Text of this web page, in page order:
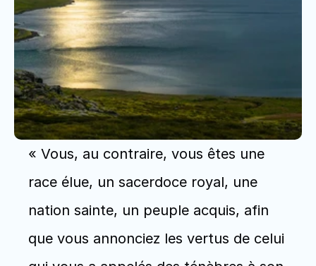
« Vous, au contraire, vous êtes une
race élue, un sacerdoce royal, une
nation sainte, un peuple acquis, afin
que vous annonciez les vertus de celui